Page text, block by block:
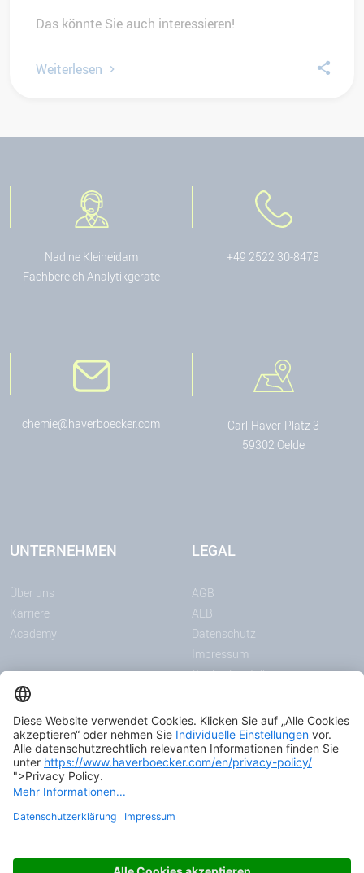
Das könnte Sie auch interessieren!
Weiterlesen
Nadine Kleineidam
Fachbereich Analytikgeräte
+49 2522 30-8478
chemie@haverboecker.com
Carl-Haver-Platz 3
59302 Oelde
UNTERNEHMEN
Über uns
Karriere
Academy
LEGAL
AGB
AEB
Datenschutz
Impressum
Cookie-Einstellungen
MITTEILUNGEN
News
Messen & Events
MEDIEN
Downloadcenter